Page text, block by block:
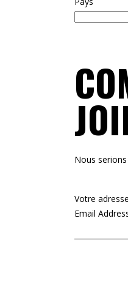
Nous
Votre
Email